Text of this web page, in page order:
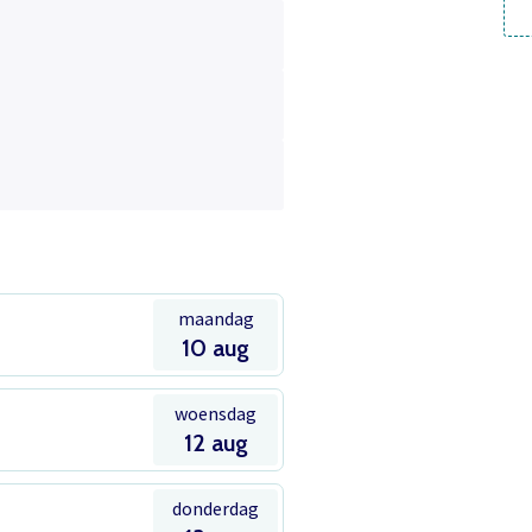
maandag
10 aug
woensdag
12 aug
donderdag